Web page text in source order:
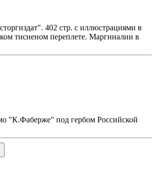
402 стр. с иллюстрациями в
тисненом переплете. Маргиналии в
"К.Фаберже" под гербом Российской